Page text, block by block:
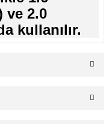
ve 2.0
kullanılır.